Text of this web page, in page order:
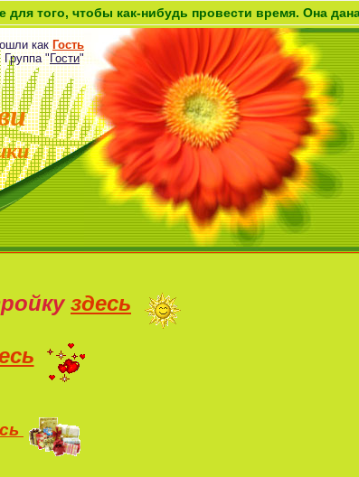
чтобы как-нибудь провести время. Она дана как
как Гость
Группа"Гости"
здесь